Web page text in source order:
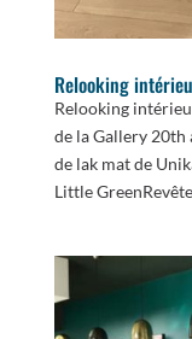
Relooking
Relooking
de la Gallery 20th
de lak mat de
Little